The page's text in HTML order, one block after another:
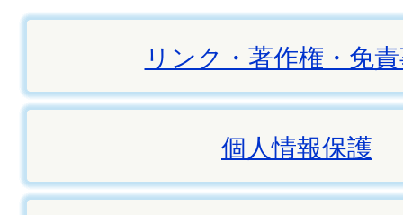
リンク・著作権・免
個人情報保護